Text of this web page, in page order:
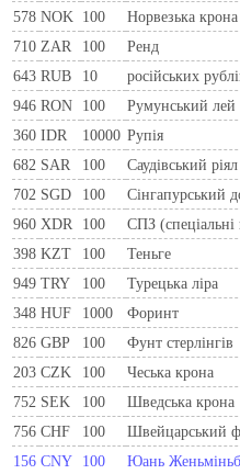
578 NOK 100 Норвезька крона
710 ZAR 100 Ренд
643 RUB 10 російських
946 RON 100 Румунський лей
360 IDR 10000 Рупія
682 SAR 100 Саудівський ріял
702 SGD 100 Сінгапурський
960 XDR 100 СПЗ (спеціальні
398 KZT 100 Теньге
949 TRY 100 Турецька ліра
348 HUF 1000 Форинт
826 GBP 100 Фунт стерлінгів
203 CZK 100 Чеська крона
752 SEK 100 Шведська крона
756 CHF 100 Швейцарський
156 CNY 100 Юань